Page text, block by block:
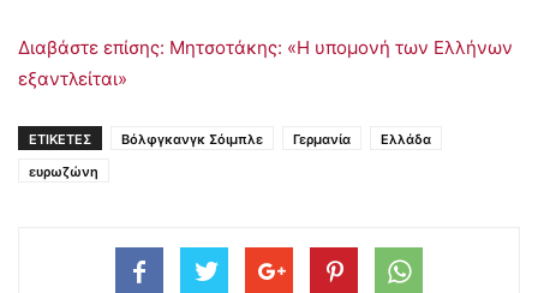
Διαβάστε επίσης: Μητσοτάκης: «Η υπομονή των Ελλήνων
εξαντλείται»
ΕΤΙΚΕΤΕΣ Βόλφγκανγκ Σόιμπλε Γερμανία
Ελλάδα
ευρωζώνη